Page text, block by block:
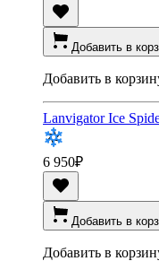
Добавить в
Добавить в
Lanvigator Ice
6 950₽
Добавить в
Добавить в